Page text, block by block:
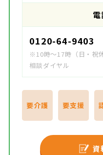
0120-64-9403
※10時～17時（日・祝
相談ダイヤル
要介護 要支援
資